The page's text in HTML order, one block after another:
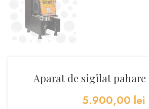
Aparat de sigilat pahare
5.900,00 lei